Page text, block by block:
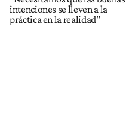
intenciones se lleven a la
práctica en la realidad"